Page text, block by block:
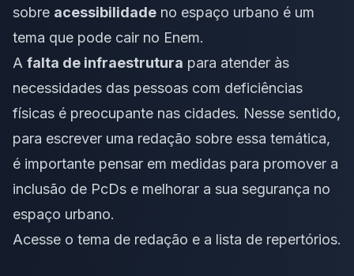
sobre acessibilidade no espaço urbano é um
tema que pode cair no Enem.
A falta de infraestrutura para atender às
necessidades das pessoas com deficiências
físicas é preocupante nas cidades. Nesse sentido,
para escrever uma redação sobre essa temática,
é importante pensar em medidas para promover a
inclusão de PcDs e melhorar a sua segurança no
espaço urbano.
Acesse o tema de redação e a lista de repertórios.